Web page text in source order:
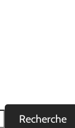
Recherche